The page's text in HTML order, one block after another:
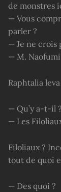
de monstres
— Vous
parler ?
— Je ne crois
— M.
Raphtalia
— Qu’y a-t-il ?
— Les
Filoliaux ?
tout de quoi
— Des quoi ?